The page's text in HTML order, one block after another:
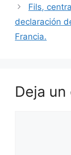
Fils,
declaración
Francia.
Deja